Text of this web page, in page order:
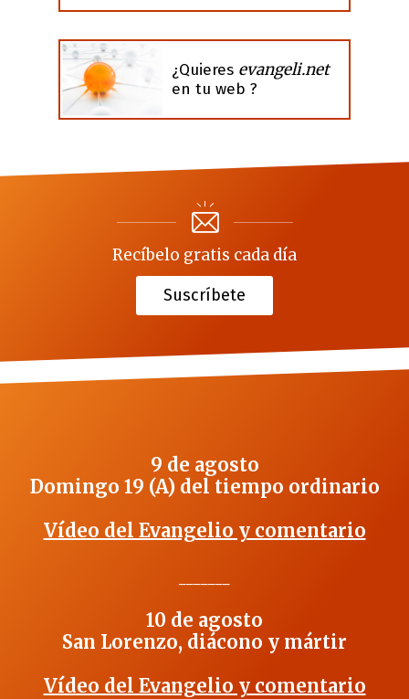
¿Quieres evangeli.net
en tu web ?
Recíbelo gratis cada día
Suscríbete
9 de agosto
Domingo 19 (A) del tiempo ordinario
Vídeo del Evangelio y comentario
10 de agosto
San Lorenzo, diácono y mártir
Vídeo del Evangelio y comentario